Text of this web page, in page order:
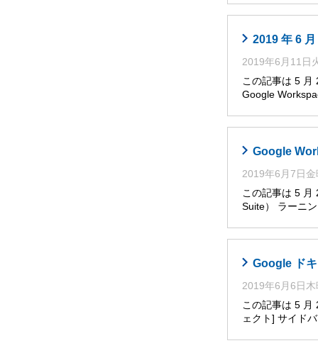
2019 年 6
2019年6月11日
この記事は 5 月
Google
Google
2019年6月7日金
この記事は 5 月
Suite） ラーニ
Google ド
2019年6月6日木
この記事は 5 月
ェクト] サイド